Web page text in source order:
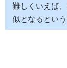
難しくいえば
似となるという